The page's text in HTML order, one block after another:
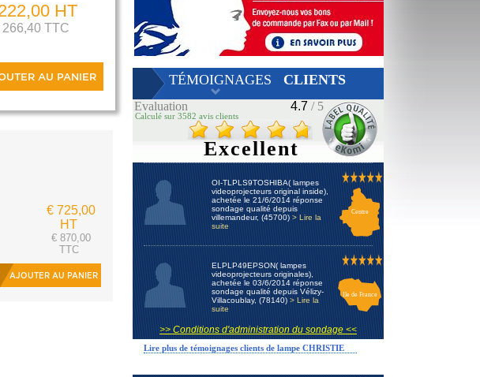
TÉMOIGNAGES CLIENTS
Evaluation 4.7 / 5
Calculé sur 3582 avis clients
Excellent
OI-TLPLS9TOSHIBA( lampes
videoprojecteurs original inside),
achetée le 21/6/2014 réponse
sondage qualité depuis
villemandeur, (45700) > Lire la
suite
Centre
ELPLP49EPSON( lampes
videoprojecteurs originales),
achetée le 03/6/2014 réponse
sondage qualité depuis Vélizy-
Villacoublay, (78140) > Lire la
suite
Ile de France
>> Conditions d'administration du sondage <<
Lire plus de témoignages clients de lampe CHRISTIE
HT
266,40 TTC
AU PANIER
€ 725,00
HT
€ 870,00
TTC
AJOUTER AU PANIER